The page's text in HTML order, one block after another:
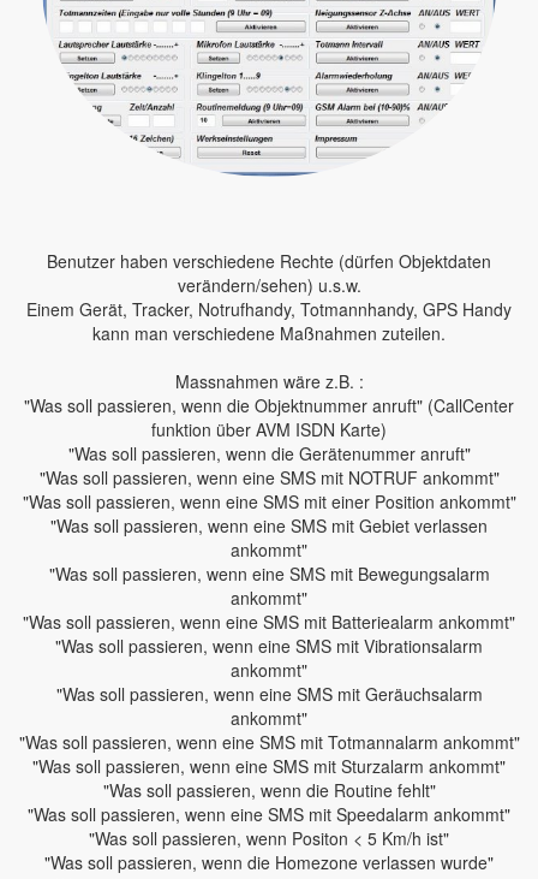
Benutzer haben verschiedene Rechte (dürfen Objektdaten
verändern/sehen) u.s.w.
Einem Gerät, Tracker, Notrufhandy, Totmannhandy, GPS Handy
kann man verschiedene Maßnahmen zuteilen.
Massnahmen wäre z.B. :
"Was soll passieren, wenn die Objektnummer anruft" (CallCenter
funktion über AVM ISDN Karte)
"Was soll passieren, wenn die Gerätenummer anruft"
"Was soll passieren, wenn eine SMS mit NOTRUF ankommt"
"Was soll passieren, wenn eine SMS mit einer Position ankommt"
"Was soll passieren, wenn eine SMS mit Gebiet verlassen
ankommt"
"Was soll passieren, wenn eine SMS mit Bewegungsalarm
ankommt"
"Was soll passieren, wenn eine SMS mit Batteriealarm ankommt"
"Was soll passieren, wenn eine SMS mit Vibrationsalarm
ankommt"
"Was soll passieren, wenn eine SMS mit Geräuchsalarm
ankommt"
"Was soll passieren, wenn eine SMS mit Totmannalarm ankommt"
"Was soll passieren, wenn eine SMS mit Sturzalarm ankommt"
"Was soll passieren, wenn die Routine fehlt"
"Was soll passieren, wenn eine SMS mit Speedalarm ankommt"
"Was soll passieren, wenn Positon < 5 Km/h ist"
"Was soll passieren, wenn die Homezone verlassen wurde"